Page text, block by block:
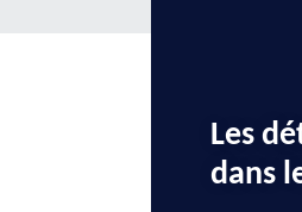
Les
dans